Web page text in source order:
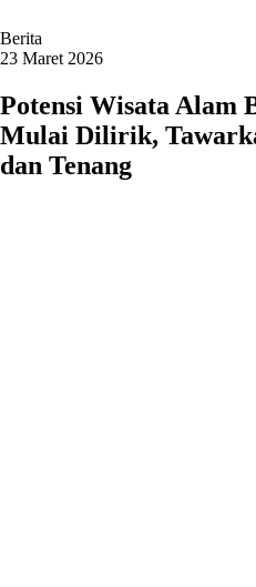
Berita
23 Maret 2026
Potensi Wisata Alam
Mulai Dilirik,
dan Tenang